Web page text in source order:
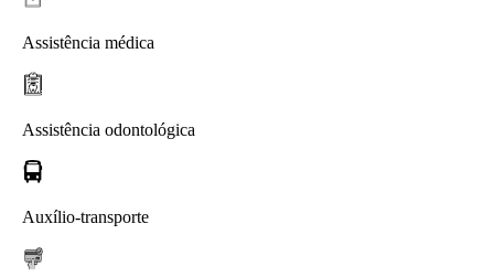
Assistência médica
Assistência odontológica
Auxílio-transporte